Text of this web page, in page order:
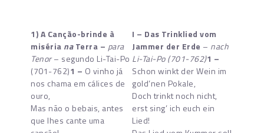
1) A Canção-brinde à
miséria naTerra – para
Tenor– segundo Li-Tai-Po
(701-762)1 – O vinho já
nos chama em cálices de
ouro,
Mas não o bebais, antes
que lhes cante uma
I – Das Trinklied vom
Jammer der Erde – nach
Li-Tai-Po (701-762)1 –
Schon winkt der Wein im
gold’nen Pokale,
Doch trinkt noch nicht,
erst sing’ ich euch ein
Lied!